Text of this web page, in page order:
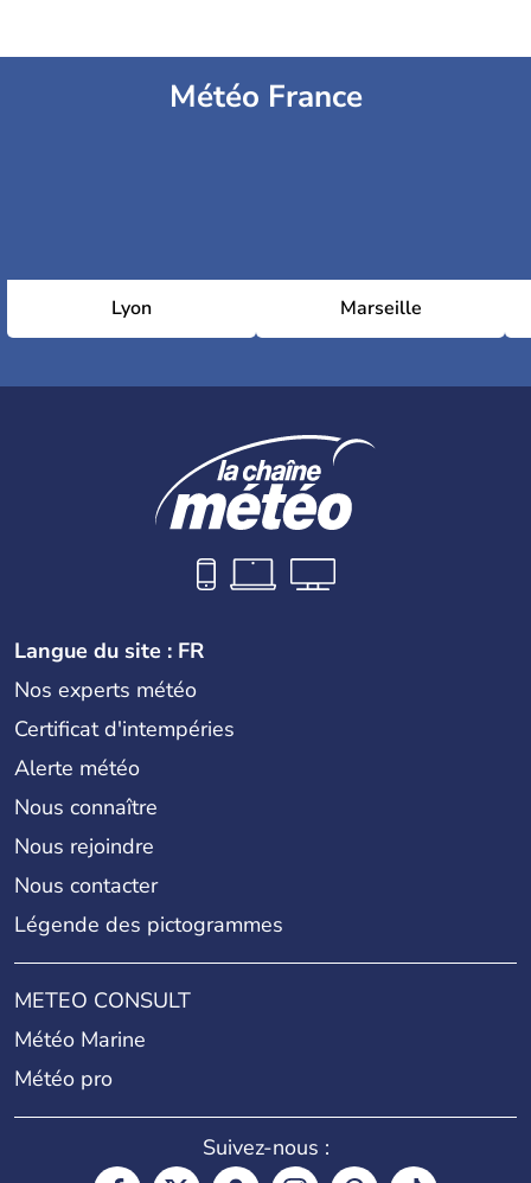
Météo France
Lyon Marseille
Langue du site : FR
Nos experts météo
Certificat d'intempéries
Alerte météo
Nous connaître
Nous rejoindre
Nous contacter
Légende des pictogrammes
METEO CONSULT
Météo Marine
Météo pro
Suivez-nous :